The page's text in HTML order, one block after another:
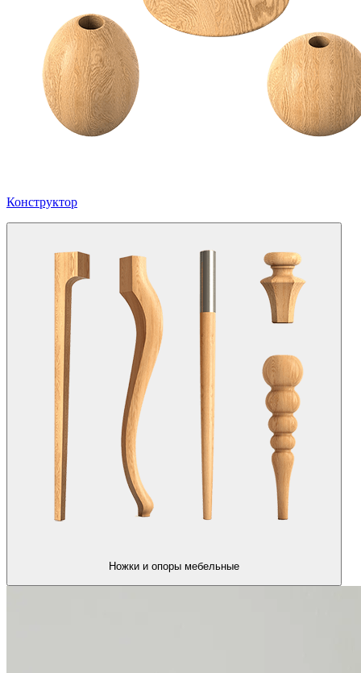
Конструктор
Ножки и опоры мебельные